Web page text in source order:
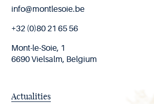
End
page
info@montlesoie.be
+32 (0)80 21 65 56
Mont-le-Soie, 1
6690 Vielsalm, Belgium
Actualities